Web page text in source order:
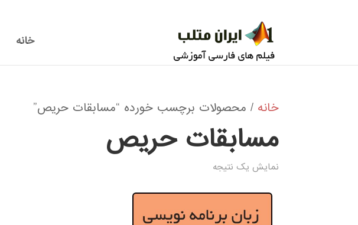
خانه
خانه / محصولات برچسب خورده “مسابقات حریص”
مسابقات حریص
نمایش یک نتیجه